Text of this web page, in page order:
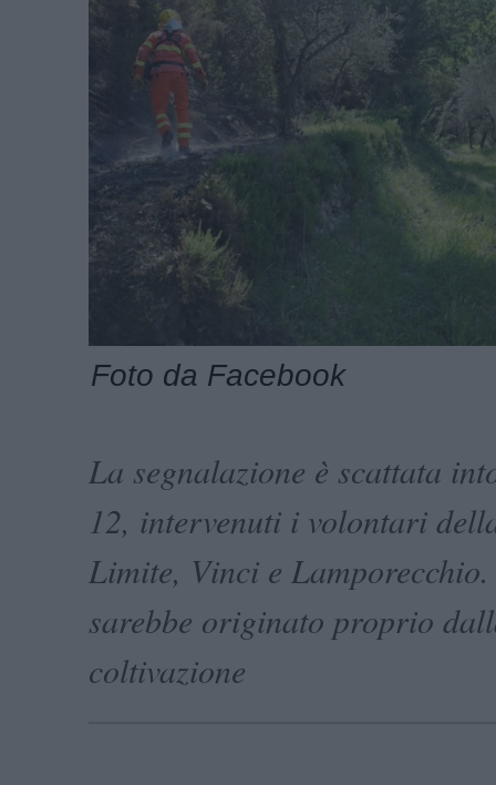
Foto da Facebook
La segnalazione è scattata
12, intervenuti i volontari
Limite, Vinci e
sarebbe originato proprio
coltivazione